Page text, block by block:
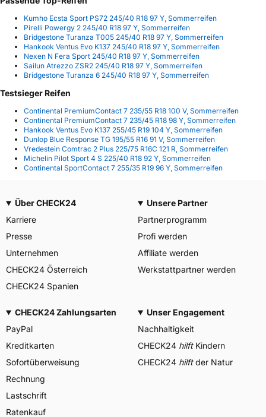
Kumho Ecsta Sport PS72 245/40 R18 97 Y, Sommerreifen
Pirelli Powergy 2 245/40 R18 97 Y, Sommerreifen
Bridgestone Turanza T005 245/40 R18 97 Y, Sommerreifen
Hankook Ventus Evo K137 245/40 R18 97 Y, Sommerreifen
Nexen N Fera Sport 245/40 R18 97 Y, Sommerreifen
Sailun Atrezzo ZSR2 245/40 R18 97 Y, Sommerreifen
Bridgestone Turanza 6 245/40 R18 97 Y, Sommerreifen
Testsieger Reifen
Continental PremiumContact 7 235/55 R18 100 V, Sommerreifen
Continental PremiumContact 7 235/45 R18 98 Y, Sommerreifen
Hankook Ventus Evo K137 255/45 R19 104 Y, Sommerreifen
Dunlop Blue Response TG 195/55 R16 91 V, Sommerreifen
Vredestein Comtrac 2 Plus 225/75 R16C 121 R, Sommerreifen
Michelin Pilot Sport 4 S 225/40 R18 92 Y, Sommerreifen
Continental SportContact 7 255/35 R19 96 Y, Sommerreifen
Über CHECK24
Karriere
Presse
Unternehmen
CHECK24 Österreich
CHECK24 Spanien
Unsere Partner
Partnerprogramm
Profi werden
Affiliate werden
Werkstattpartner werden
CHECK24 Zahlungsarten
PayPal
Kreditkarten
Sofortüberweisung
Rechnung
Lastschrift
Ratenkauf
Unser Engagement
Nachhaltigkeit
CHECK24 hilftKindern
CHECK24 hilftder Natur